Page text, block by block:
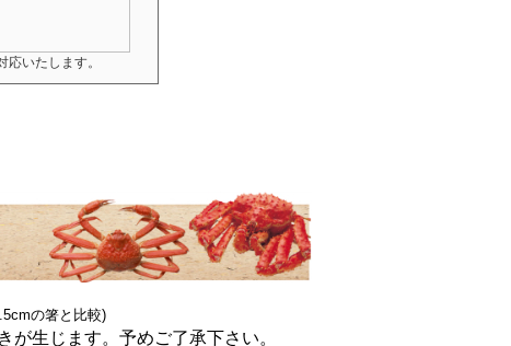
いたします。
の箸と比較)
生じます。予めご了承下さい。